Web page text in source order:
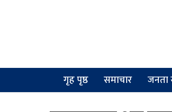
गृह पृष्ठ समाचार